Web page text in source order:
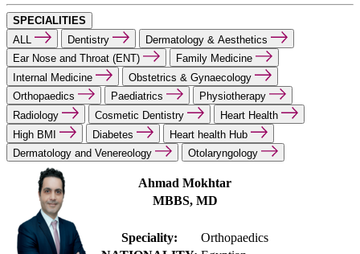
SPECIALITIES
ALL
Dentistry
Dermatology & Aesthetics
Ear Nose and Throat (ENT)
Family Medicine
Internal Medicine
Obstetrics & Gynaecology
Orthopaedics
Paediatrics
Physiotherapy
Radiology
Cosmetic Dentistry
Heart Health
High BMI
Diabetes
Heart health Hub
Dermatology and Venereology
Otolaryngology
Ahmad Mokhtar
MBBS, MD
Speciality:
Orthopaedics